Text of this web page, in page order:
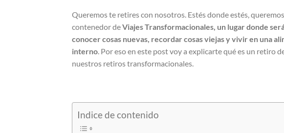
Queremos te retires con nosotros. Estés donde estés,
contenedor deViajes Transformacionales, un lugar donde
conocer cosas nuevas, recordar cosas viejas y vivir en una
interno. Por eso en este post voy a explicarte qué es un retiro
nuestros retiros transformacionales.
Indice de contenido